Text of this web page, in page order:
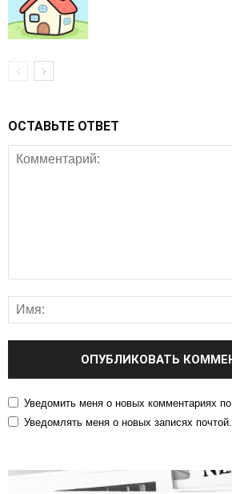
ОСТАВЬТЕ ОТВЕТ
Уведомить меня о новых комментариях
Уведомлять меня о новых записях почтой.